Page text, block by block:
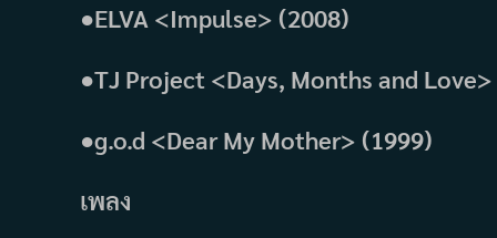
●ELVA <Impulse> (2008)
●TJ Project <Days, Months and
●g.o.d <Dear My Mother> (1999)
เพลง